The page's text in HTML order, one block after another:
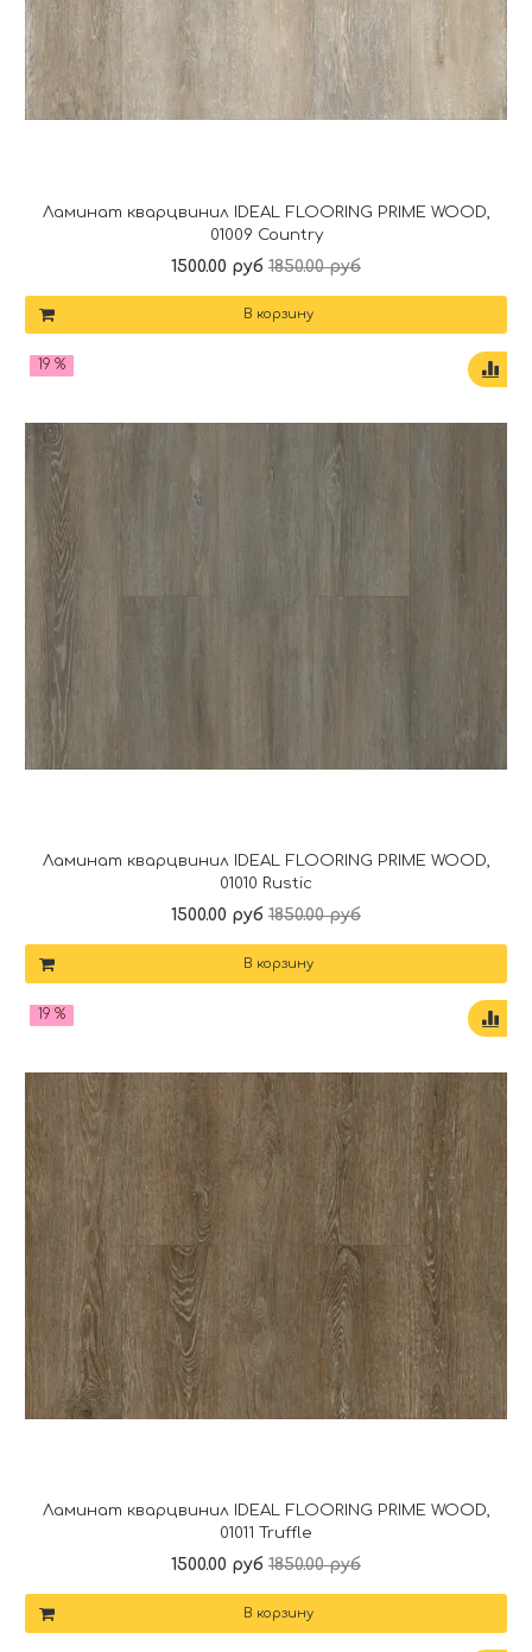
Ламинат кварцвинил IDEAL FLOORING PRIME WOOD,
01009 Country
1500.00 руб 1850.00 руб
В корзину
19 %
Ламинат кварцвинил IDEAL FLOORING PRIME WOOD,
01010 Rustic
1500.00 руб 1850.00 руб
В корзину
19 %
Ламинат кварцвинил IDEAL FLOORING PRIME WOOD,
01011 Truffle
1500.00 руб 1850.00 руб
В корзину